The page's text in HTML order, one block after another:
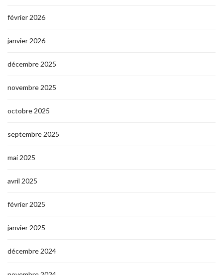
février 2026
janvier 2026
décembre 2025
novembre 2025
octobre 2025
septembre 2025
mai 2025
avril 2025
février 2025
janvier 2025
décembre 2024